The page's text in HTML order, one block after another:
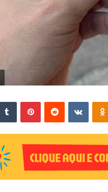
VK